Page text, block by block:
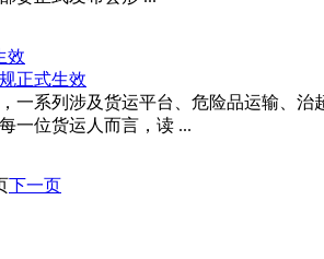
效
一系列涉及货运平台、危险品运输、
一位货运人而言，读 ...
下一页